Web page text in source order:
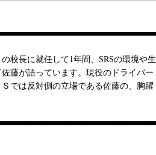
校長に就任して1年間、SRSの環境や生
藤が語っています。現役のドライバー
では反対側の立場である佐藤の、胸躍